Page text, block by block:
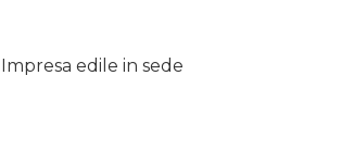
Impresa edile in sede